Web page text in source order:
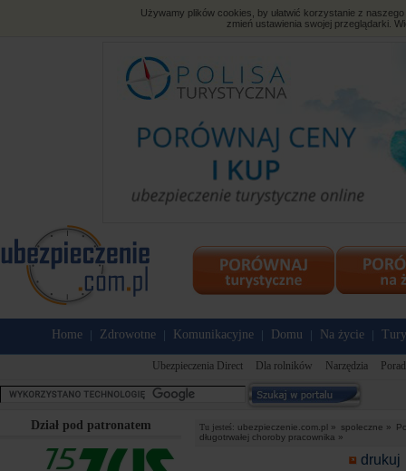
Używamy plików cookies, by ułatwić korzystanie z
zmień ustawienia swojej przeglądarki.
Home Zdrowotne Komunikacyjne Domu Na życie
Ubezpieczenia Direct Dla rolników Narzędzia
Dział pod patronatem Tu jesteś: ubezpieczenie.com.pl » spoleczne »
długotrwałej choroby pracownika »
drukuj